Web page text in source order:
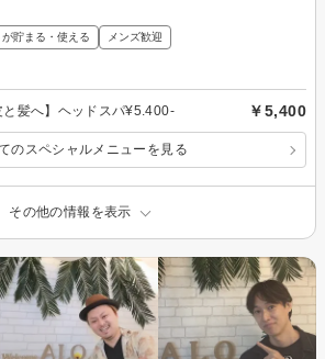
貯まる・使える メンズ歓迎
と髪へ】ヘッドスパ¥5.400- ￥5,400
のスペシャルメニューを見る
その他の情報を表示